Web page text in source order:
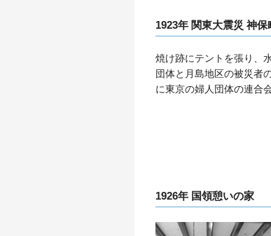
1923年 関東大震災 神
焼け跡にテントを張り、
団体と月島地区の被災者
に東京の婦人団体の連合
1926年 国領憩いの家